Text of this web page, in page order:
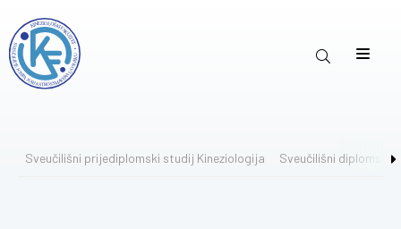
Sveučilišni prijediplomski studij Kineziologija Sveučilišni diplomski